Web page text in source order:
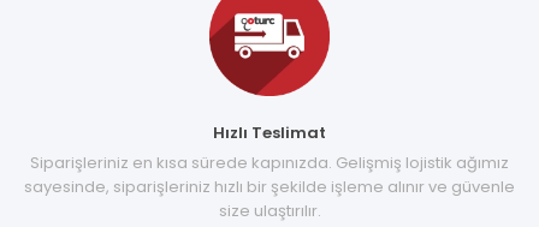
Hızlı Teslimat
Siparişleriniz en kısa sürede kapınızda. Gelişmiş lojistik ağımız
sayesinde, siparişleriniz hızlı bir şekilde işleme alınır ve güvenle
size ulaştırılır.